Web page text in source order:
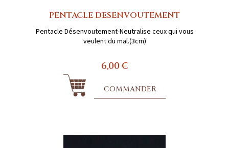
PENTACLE DESENVOUTEMENT
Pentacle Désenvoutement-Neutralise ceux qui vous
veulent du mal.(3cm)
6,00 €
COMMANDER